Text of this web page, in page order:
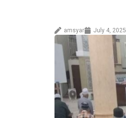
amsyar July 4, 2025